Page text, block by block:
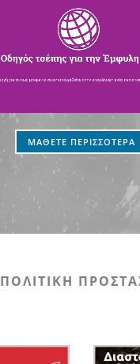
ΜΑΘΕΤΕ ΠΕΡΙΣΣΟΤΕΡΑ
ΠΟΛΙΤΙΚΗ